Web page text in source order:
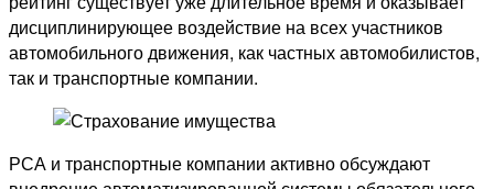
дисциплинирующее воздействие на всех участников
автомобильного движения, как частных автомобилистов,
так и транспортные компании.
РСА и транспортные компании активно обсуждают